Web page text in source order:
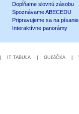
Dopĺňame slovnú zásobu
Spoznávame ABECEDU
Pripravujeme sa na písanie
Interaktívne panorámy
IT TABUĽA GUĽôČKA